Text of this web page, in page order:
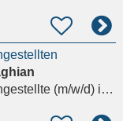
(m/w/d)in Frankfurt am Main, Sachsenhausen